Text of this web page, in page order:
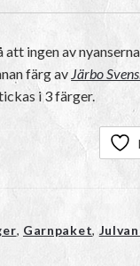
att ingen av
färg av Järbo
i 3 färger.
, Garnpaket,